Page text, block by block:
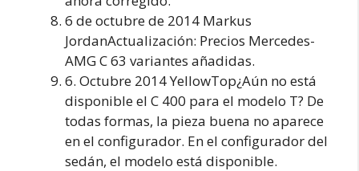
6 de octubre de 2014 Markus
JordanActualización: Precios Mercedes-
AMG C 63 variantes añadidas.
6. Octubre 2014 YellowTop¿Aún no está
disponible el C 400 para el modelo T? De
todas formas, la pieza buena no aparece
en el configurador. En el configurador del
sedán, el modelo está disponible.